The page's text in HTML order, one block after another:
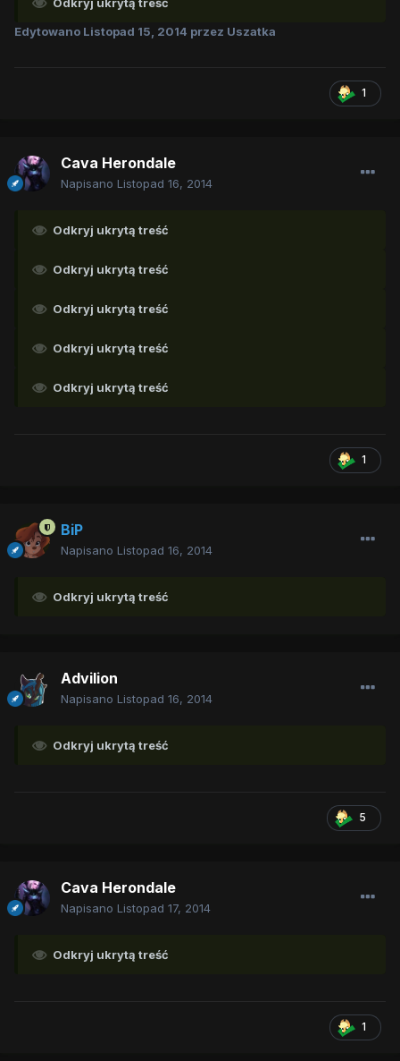
Odkryj ukrytą treść
Edytowano Listopad 15, 2014 przez Uszatka
1
Cava Herondale
Napisano Listopad 16, 2014
Odkryj ukrytą treść
Odkryj ukrytą treść
Odkryj ukrytą treść
Odkryj ukrytą treść
Odkryj ukrytą treść
1
BiP
Napisano Listopad 16, 2014
Odkryj ukrytą treść
Advilion
Napisano Listopad 16, 2014
Odkryj ukrytą treść
5
Cava Herondale
Napisano Listopad 17, 2014
Odkryj ukrytą treść
1